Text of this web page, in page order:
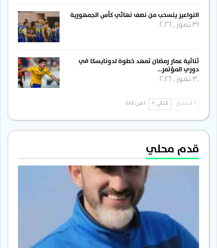
النواعير ينسحب من نصف نهائي كأس الجمهورية
31 تموز , 2026
ثنائية عمار رمضان تمهد خطوة لدونايسكا في
دوري المؤتمر…
30 تموز , 2026
السابق التالي
قدم محلي